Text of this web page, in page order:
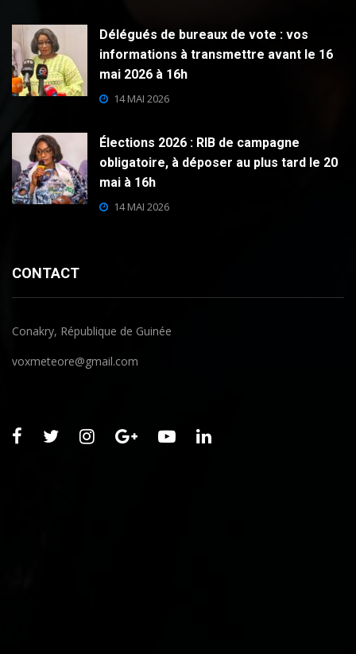
Délégués de bureaux de vote : vos
informations à transmettre avant le 16
mai 2026 à 16h
14 MAI 2026
Élections 2026 : RIB de campagne
obligatoire, à déposer au plus tard le 20
mai à 16h
14 MAI 2026
CONTACT
Conakry, République de Guinée
voxmeteore@gmail.com